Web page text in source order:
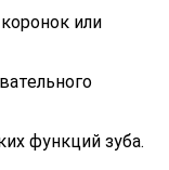
или
функций зуба.